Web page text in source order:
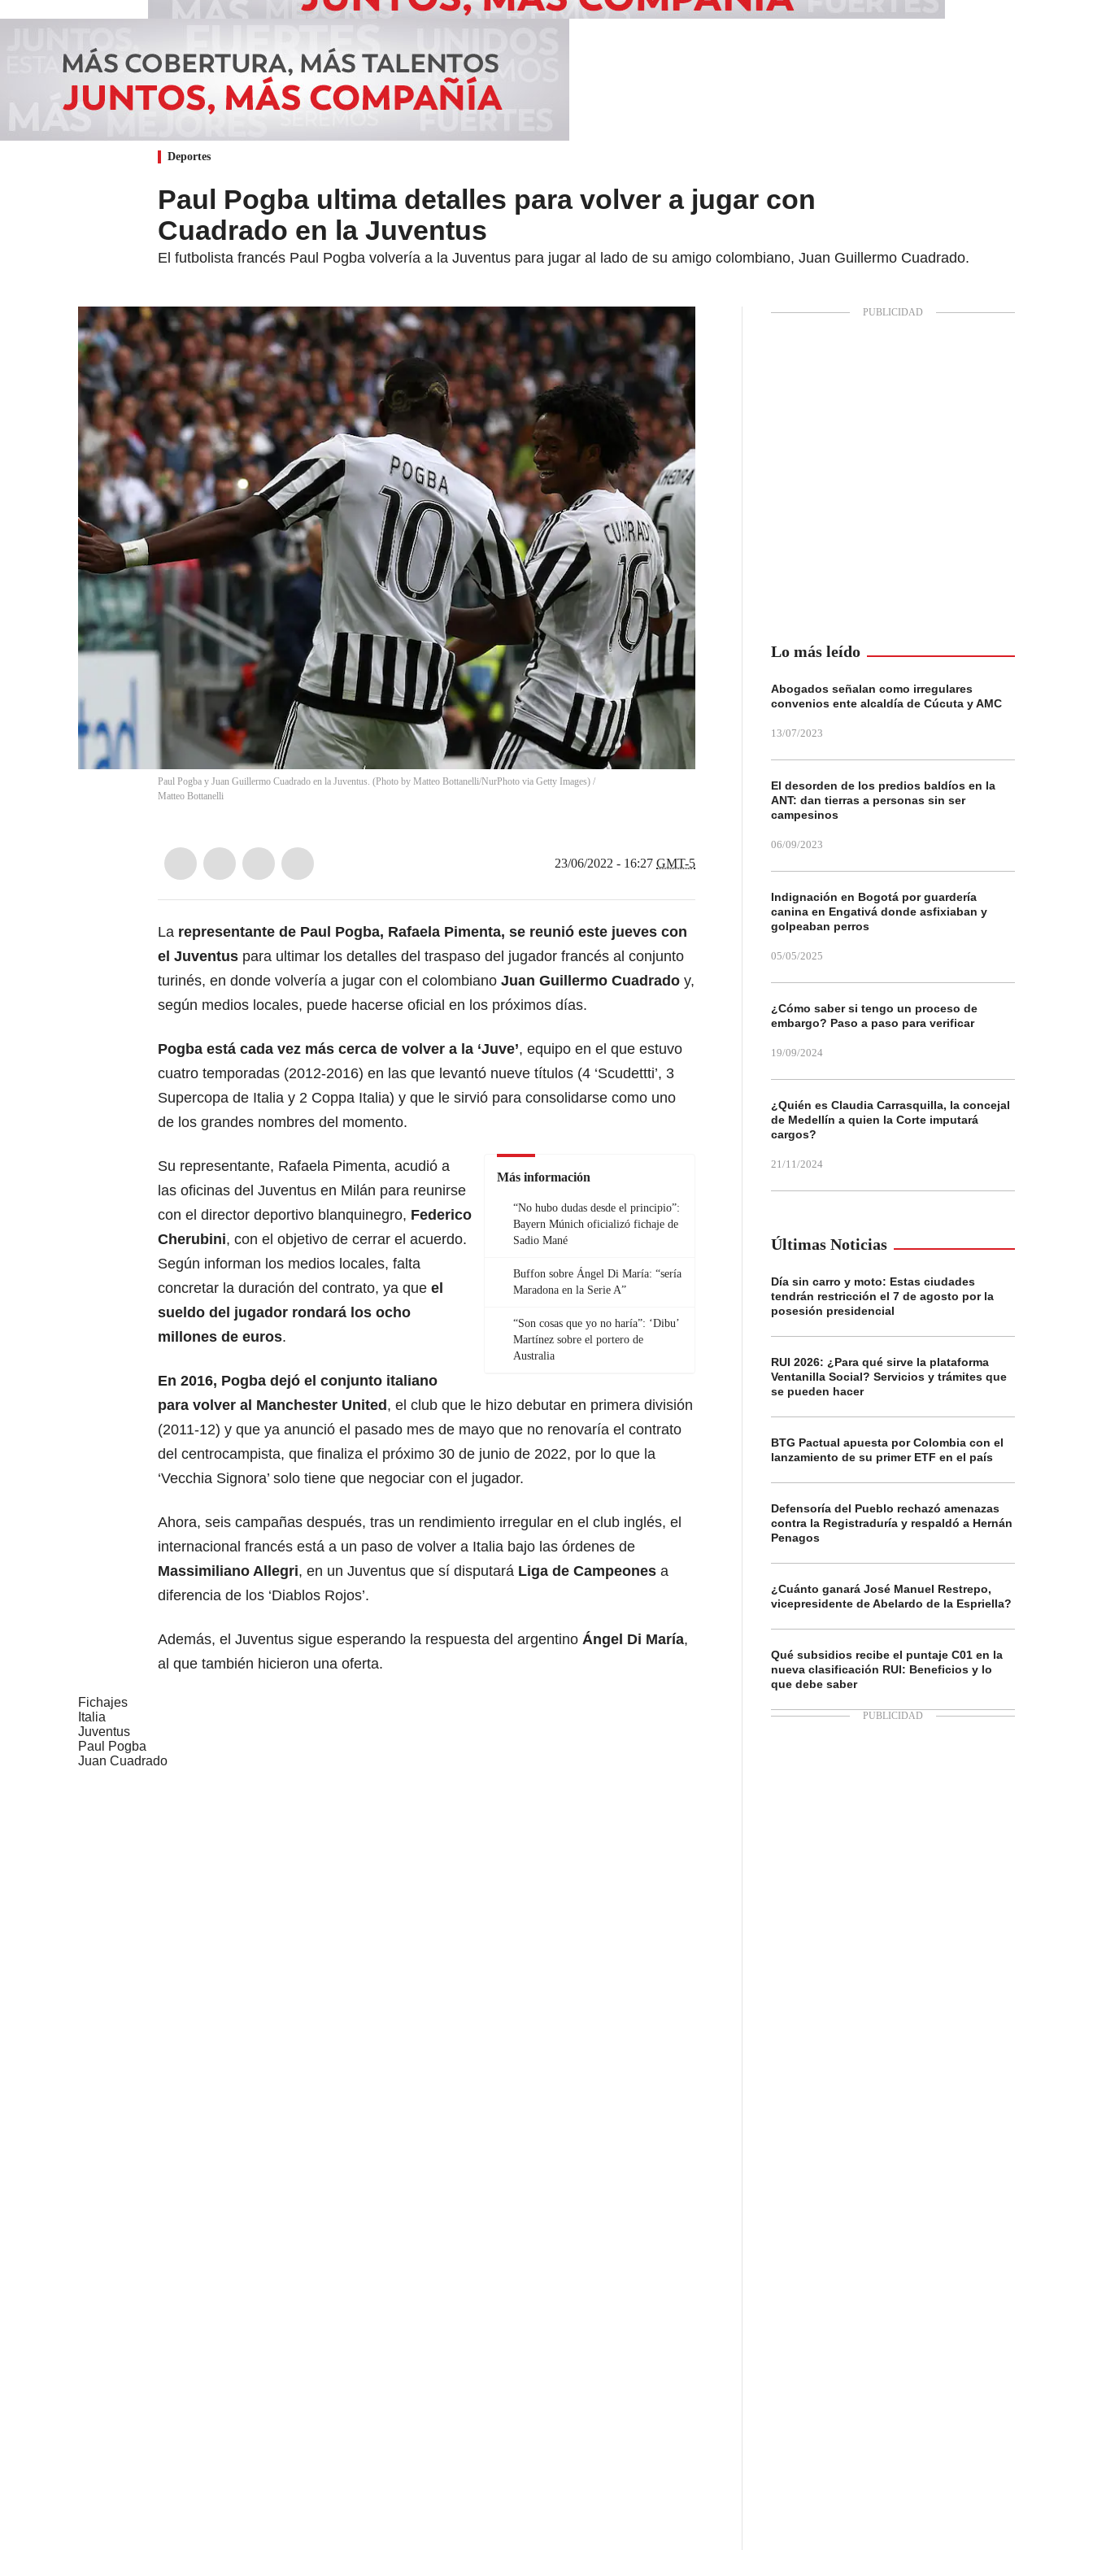
Deportes
Paul Pogba ultima detalles para volver a jugar con
Cuadrado en la Juventus
El futbolista francés Paul Pogba volvería a la Juventus para jugar al lado de su amigo colombiano, Juan Guillermo Cuadrado.
Paul Pogba y Juan Guillermo Cuadrado en la Juventus. (Photo by Matteo Bottanelli/NurPhoto via Getty Images) /
Matteo Bottanelli
23/06/2022 - 16:27 GMT-5
La representante de Paul Pogba, Rafaela Pimenta, se reunió este jueves con
el Juventus para ultimar los detalles del traspaso del jugador francés al conjunto
turinés, en donde volvería a jugar con el colombiano Juan Guillermo Cuadrado y,
según medios locales, puede hacerse oficial en los próximos días.
Pogba está cada vez más cerca de volver a la ‘Juve’, equipo en el que estuvo
cuatro temporadas (2012-2016) en las que levantó nueve títulos (4 ‘Scudettti’, 3
Supercopa de Italia y 2 Coppa Italia) y que le sirvió para consolidarse como uno
de los grandes nombres del momento.
Más información
“No hubo dudas desde el principio”:
Bayern Múnich oficializó fichaje de
Sadio Mané
Buffon sobre Ángel Di María: “sería
Maradona en la Serie A”
“Son cosas que yo no haría”: ‘Dibu’
Martínez sobre el portero de
Australia
Su representante, Rafaela Pimenta, acudió a
las oficinas del Juventus en Milán para reunirse
con el director deportivo blanquinegro, Federico
Cherubini, con el objetivo de cerrar el acuerdo.
Según informan los medios locales, falta
concretar la duración del contrato, ya que el
sueldo del jugador rondará los ocho
millones de euros.
En 2016, Pogba dejó el conjunto italiano
para volver al Manchester United , el club que le hizo debutar en primera división
(2011-12) y que ya anunció el pasado mes de mayo que no renovaría el contrato
del centrocampista, que finaliza el próximo 30 de junio de 2022, por lo que la
‘Vecchia Signora’ solo tiene que negociar con el jugador.
Ahora, seis campañas después, tras un rendimiento irregular en el club inglés, el
internacional francés está a un paso de volver a Italia bajo las órdenes de
Massimiliano Allegri, en un Juventus que sí disputará Liga de Campeones a
diferencia de los ‘Diablos Rojos’.
Además, el Juventus sigue esperando la respuesta del argentino Ángel Di María,
al que también hicieron una oferta.
Fichajes
Italia
Juventus
Paul Pogba
Juan Cuadrado
Lo más leído
Abogados señalan como irregulares
convenios ente alcaldía de Cúcuta y AMC
13/07/2023
El desorden de los predios baldíos en la
ANT: dan tierras a personas sin ser
campesinos
06/09/2023
Indignación en Bogotá por guardería
canina en Engativá donde asfixiaban y
golpeaban perros
05/05/2025
¿Cómo saber si tengo un proceso de
embargo? Paso a paso para verificar
19/09/2024
¿Quién es Claudia Carrasquilla, la concejal
de Medellín a quien la Corte imputará
cargos?
21/11/2024
Últimas Noticias
Día sin carro y moto: Estas ciudades
tendrán restricción el 7 de agosto por la
posesión presidencial
RUI 2026: ¿Para qué sirve la plataforma
Ventanilla Social? Servicios y trámites que
se pueden hacer
BTG Pactual apuesta por Colombia con el
lanzamiento de su primer ETF en el país
Defensoría del Pueblo rechazó amenazas
contra la Registraduría y respaldó a Hernán
Penagos
¿Cuánto ganará José Manuel Restrepo,
vicepresidente de Abelardo de la Espriella?
Qué subsidios recibe el puntaje C01 en la
nueva clasificación RUI: Beneficios y lo
que debe saber